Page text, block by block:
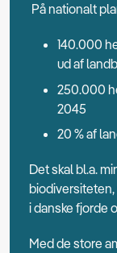
På nationalt
140.000
ud af
250.000
2045
20 % af
Det skal bl.a.
i danske fjorde
Med de store